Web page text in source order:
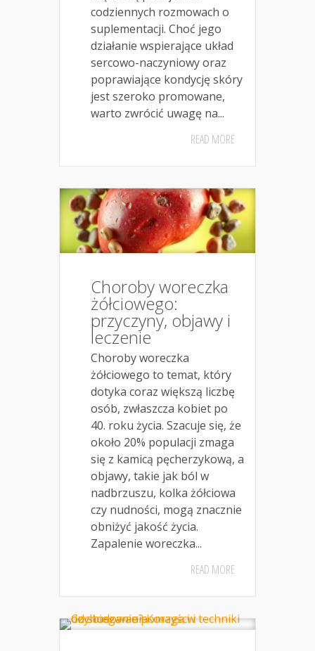
codziennych rozmowach o
suplementacji. Choć jego
działanie wspierające układ
sercowo-naczyniowy oraz
poprawiające kondycję skóry
jest szeroko promowane,
warto zwrócić uwagę na...
READ MORE
Choroby woreczka
żółciowego:
przyczyny, objawy i
leczenie
Choroby woreczka
żółciowego to temat, który
dotyka coraz większą liczbę
osób, zwłaszcza kobiet po
40. roku życia. Szacuje się, że
około 20% populacji zmaga
się z kamicą pęcherzykową, a
objawy, takie jak ból w
nadbrzuszu, kolka żółciowa
czy nudności, mogą znacznie
obniżyć jakość życia.
Zapalenie woreczka...
READ MORE